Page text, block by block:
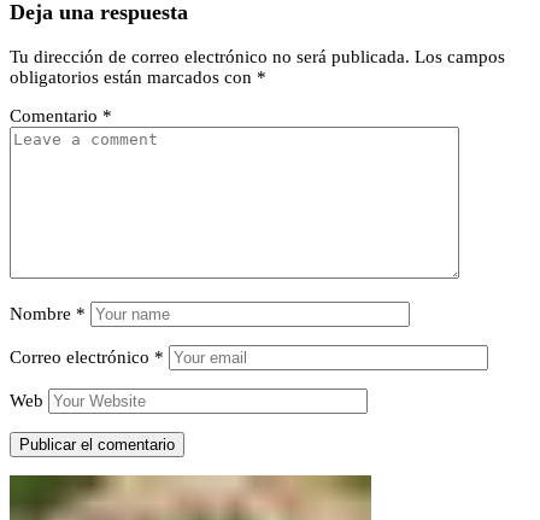
Deja una respuesta
Tu dirección de correo electrónico no será publicada. Los campos
obligatorios están marcados con *
Comentario *
Nombre *
Correo electrónico *
Web